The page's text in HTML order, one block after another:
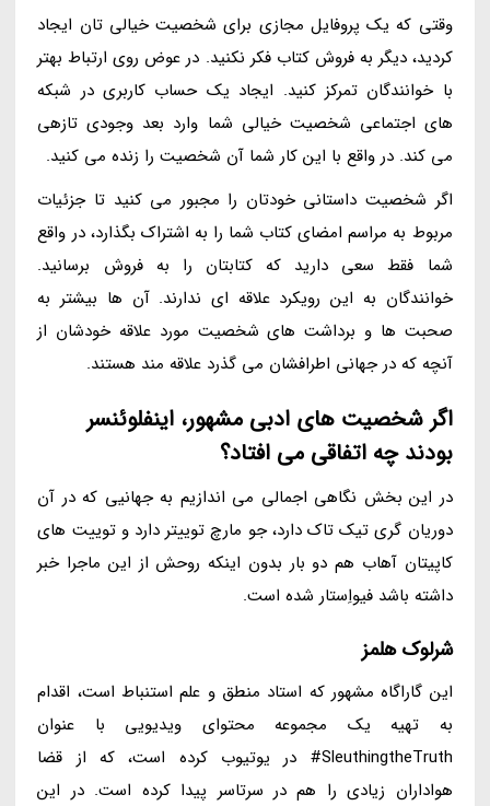
وقتی که یک پروفایل مجازی برای شخصیت خیالی تان ایجاد
کردید، دیگر به فروش کتاب فکر نکنید. در عوض روی ارتباط بهتر
با خوانندگان تمرکز کنید. ایجاد یک حساب کاربری در شبکه
های اجتماعی شخصیت خیالی شما وارد بعد وجودی تازهی
می کند. در واقع با این کار شما آن شخصیت را زنده می کنید.
اگر شخصیت داستانی خودتان را مجبور می کنید تا جزئیات
مربوط به مراسم امضای کتاب شما را به اشتراک بگذارد، در واقع
شما فقط سعی دارید که کتابتان را به فروش برسانید.
خوانندگان به این رویکرد علاقه ای ندارند. آن ها بیشتر به
صحبت ها و برداشت های شخصیت مورد علاقه خودشان از
آنچه که در جهانی اطرافشان می گذرد علاقه مند هستند.
اگر شخصیت های ادبی مشهور، اینفلوئنسر
بودند چه اتفاقی می افتاد؟
در این بخش نگاهی اجمالی می اندازیم به جهانیی که در آن
دوریان گری تیک تاک دارد، جو مارچ توییتر دارد و توییت های
کاپیتان آهاب هم دو بار بدون اینکه روحش از این ماجرا خبر
داشته باشد فیواِستار شده است.
شرلوک هلمز
این گاراگاه مشهور که استاد منطق و علم استنباط است، اقدام
به تهیه یک مجموعه محتوای ویدیویی با عنوان
SleuthingtheTruth# در یوتیوب کرده است، که از قضا
هواداران زیادی را هم در سرتاسر پیدا کرده است. در این